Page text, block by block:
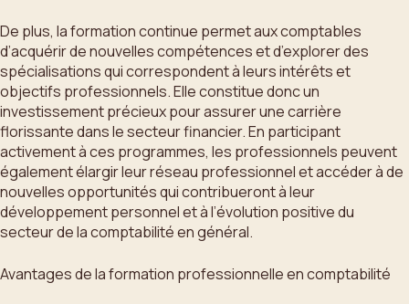
De plus, la formation continue permet aux comptables
d’acquérir de nouvelles compétences et d’explorer des
spécialisations qui correspondent à leurs intérêts et
objectifs professionnels. Elle constitue donc un
investissement précieux pour assurer une carrière
florissante dans le secteur financier. En participant
activement à ces programmes, les professionnels peuvent
également élargir leur réseau professionnel et accéder à de
nouvelles opportunités qui contribueront à leur
développement personnel et à l’évolution positive du
secteur de la comptabilité en général.
Avantages de la formation professionnelle en comptabilité